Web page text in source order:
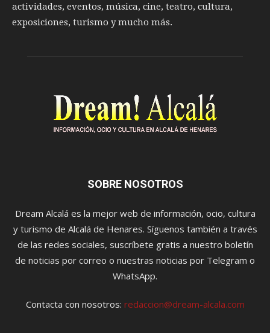
actividades, eventos, música, cine, teatro, cultura,
exposiciones, turismo y mucho más.
SOBRE NOSOTROS
Dream Alcalá es la mejor web de información, ocio, cultura
y turismo de Alcalá de Henares. Síguenos también a través
de las redes sociales, suscríbete gratis a nuestro boletín
de noticias por correo o nuestras noticias por Telegram o
WhatsApp.
Contacta con nosotros: redaccion@dream-alcala.com